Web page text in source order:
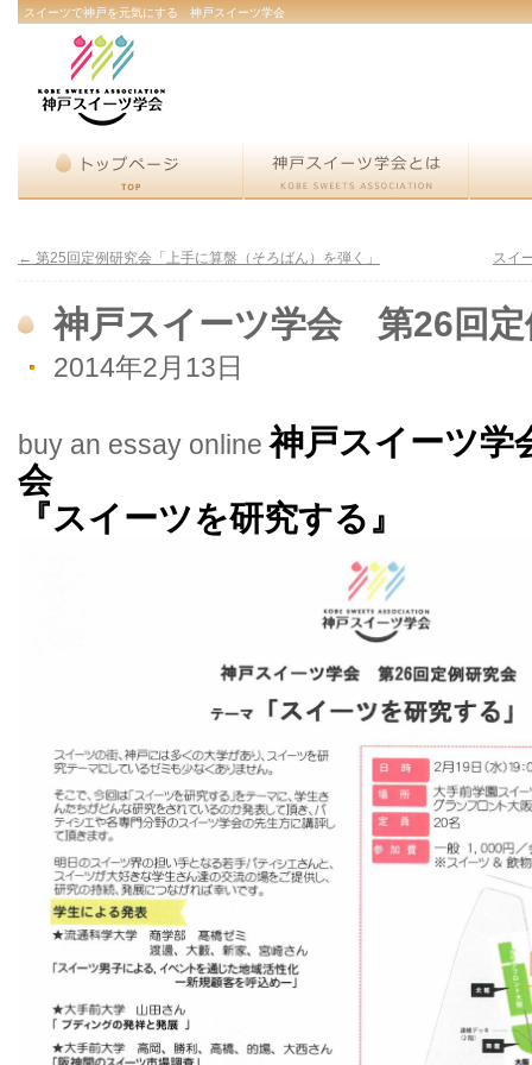
スイーツで神戸を元気にする 神戸スイーツ学会
← 第25回定例研究会「上手に算盤（そろばん）を弾く」 スイ
神戸スイーツ学会 第26回定
2014年2月13日
buy an essay online 神戸スイーツ
会
『スイーツを研究する』